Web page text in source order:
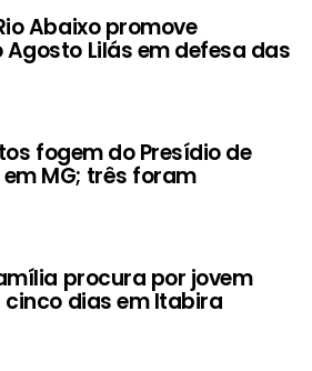
Abaixo promove
Lilás em defesa das
fogem do Presídio de
MG; três foram
procura por jovem
dias em Itabira